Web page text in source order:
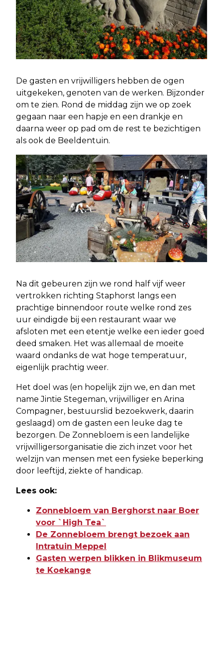
De gasten en vrijwilligers hebben de ogen
uitgekeken, genoten van de werken. Bijzonder
om te zien. Rond de middag zijn we op zoek
gegaan naar een hapje en een drankje en
daarna weer op pad om de rest te bezichtigen
als ook de Beeldentuin.
Na dit gebeuren zijn we rond half vijf weer
vertrokken richting Staphorst langs een
prachtige binnendoor route welke rond zes
uur eindigde bij een restaurant waar we
afsloten met een etentje welke een ieder goed
deed smaken. Het was allemaal de moeite
waard ondanks de wat hoge temperatuur,
eigenlijk prachtig weer.
Het doel was (en hopelijk zijn we, en dan met
name Jintie Stegeman, vrijwilliger en Arina
Compagner, bestuurslid bezoekwerk, daarin
geslaagd) om de gasten een leuke dag te
bezorgen. De Zonnebloem is een landelijke
vrijwilligersorganisatie die zich inzet voor het
welzijn van mensen met een fysieke beperking
door leeftijd, ziekte of handicap.
Lees ook:
Zonnebloem van Berghorst naar Boer
voor `High Tea`
De Zonnebloem brengt bezoek aan
Intratuin Meppel
Gasten werpen blikken in Blikmuseum
te Koekange